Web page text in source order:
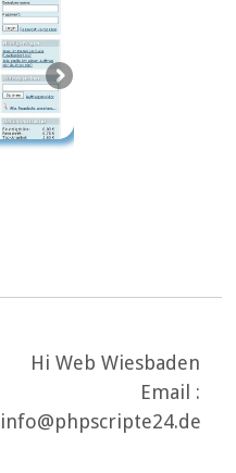
Hi Web Wiesbaden
Email :
info@phpscripte24.de